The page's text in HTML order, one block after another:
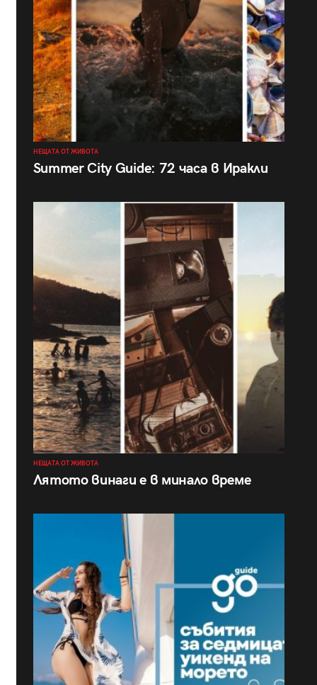
НЕЩАТА ОТ ЖИВОТА
Summer City Guide: 72 часа в Иракли
НЕЩАТА ОТ ЖИВОТА
Лятото винаги е в минало време